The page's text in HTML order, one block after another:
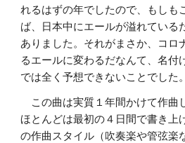
れるはずの年でしたので、もしも
ば、日本中にエールが溢れている
ありました。それがまさか、コロ
るエールに変わるだなんて、名付
では全く予想できないことでした。
この曲は実質１年間かけて作曲
ほとんどは最初の４日間で書き上
の作曲スタイル（吹奏楽や管弦楽